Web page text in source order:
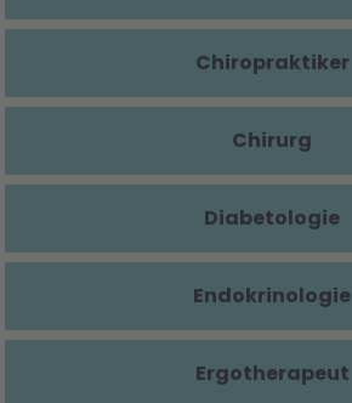
Chiropraktiker
Chirurg
Diabetologie
Endokrinologie
Ergotherapeut